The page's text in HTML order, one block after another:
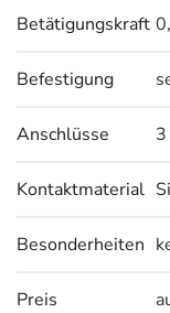
Betätigungskraft
Befestigung
Anschlüsse
Kontaktmaterial
Besonderheiten
Preis